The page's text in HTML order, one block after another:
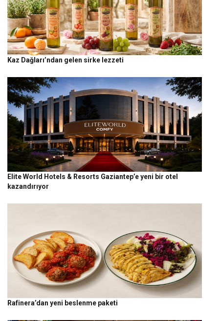
Kaz Dağları’ndan gelen sirke lezzeti
Elite World Hotels & Resorts Gaziantep’e yeni bir otel
kazandırıyor
Rafinera’dan yeni beslenme paketi